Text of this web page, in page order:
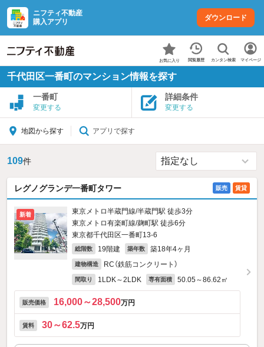
ニフティ不動産
購入アプリ
ダウンロード
お気に入り 閲覧履歴 カンタン検索 マイページ
千代田区一番町のマンション情報を探す
一番町
変更する
詳細条件
変更する
地図から探す アプリで探す
109件
レグノグランデ一番町タワー 販売 賃貸
新着
東京メトロ半蔵門線/半蔵門駅 徒歩3分
東京メトロ有楽町線/麹町駅 徒歩6分
東京都千代田区一番町13‐6
総階数 19階建 築年数 築18年4ヶ月
建物構造 RC（鉄筋コンクリート）
間取り 1LDK～2LDK 専有面積 50.05～86.62㎡
販売価格 16,000～28,500万円
賃料 30～62.5万円